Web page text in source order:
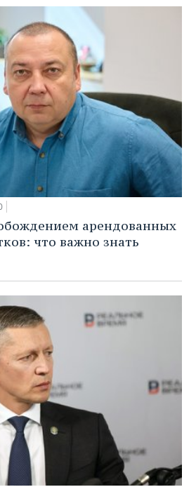
арендованных
что важно знать